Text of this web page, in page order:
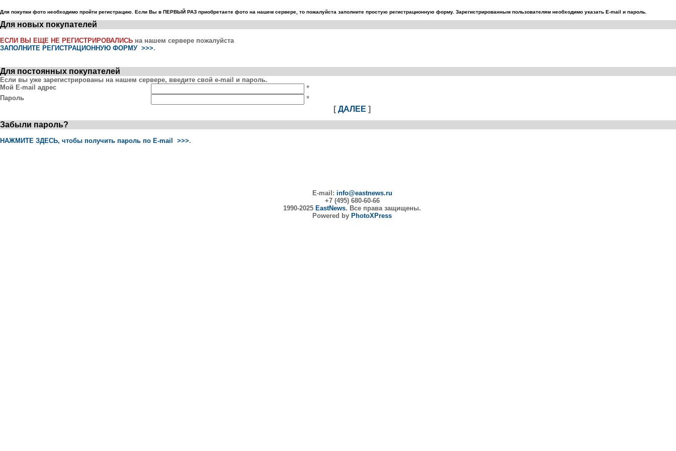
Для покупки фото необходимо пройти регистрацию. Если Вы в ПЕРВЫЙ РАЗ приобретаете фото на нашем сервере, то пожалуйста заполните простую регистрационную форму. Зарегистрированным пользователям необходимо указать E-mail и пароль.
Для новых покупателей
ЕСЛИ ВЫ ЕЩЕ НЕ РЕГИСТРИРОВАЛИСЬ на нашем сервере пожалуйста
ЗАПОЛНИТЕ РЕГИСТРАЦИОННУЮ ФОРМУ >>>.
Для постоянных покупателей
Если вы уже зарегистрированы на нашем сервере, введите свой e-mail и пароль.
Мой E-mail адрес
*
Пароль
*
[ ДАЛЕЕ ]
Забыли пароль?
НАЖМИТЕ ЗДЕСЬ, чтобы получить пароль по E-mail >>>.
E-mail: info@eastnews.ru
+7 (495) 680-60-66
1990-2025 EastNews. Все права защищены.
Powered by PhotoXPress